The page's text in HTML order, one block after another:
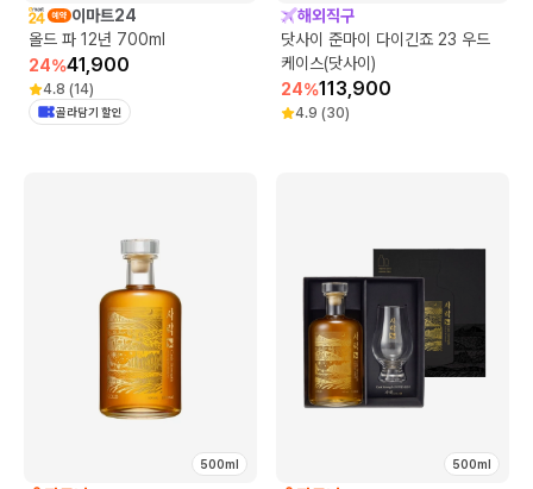
이마트24
올드 파 12년 700ml
24%41,900
4.8 (14)
골라담기 할인
해외직구
닷사이 준마이 다이긴죠 23 우드
케이스(닷사이)
24%113,900
4.9 (30)
500ml 500ml